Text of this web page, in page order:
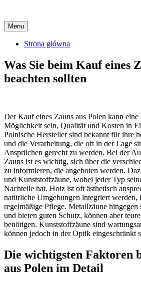
Menu Skip
to
content
Strona główna
Was Sie beim Kauf eines
beachten sollten
Der Kauf eines Zauns aus Polen kann eine
Möglichkeit sein, Qualität und Kosten in
Polnische Hersteller sind bekannt für ihre
und die Verarbeitung, die oft in der Lage
Ansprüchen gerecht zu werden. Bei der
Zauns ist es wichtig, sich über die
zu informieren, die angeboten werden.
und Kunststoffzäune, wobei jeder Typ
Nachteile hat. Holz ist oft ästhetisch
natürliche Umgebungen integriert werden,
regelmäßige Pflege. Metallzäune hingegen
und bieten guten Schutz, können aber
benötigen. Kunststoffzäune sind
können jedoch in der Optik eingeschränkt
Die wichtigsten Faktoren
aus Polen im Detail